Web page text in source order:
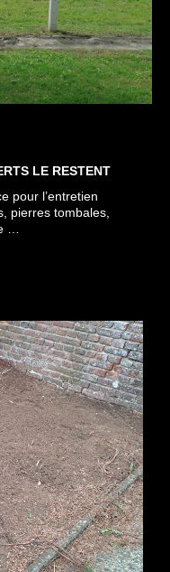
LE RESTENT
pour l’entretien
pierres tombales,
…